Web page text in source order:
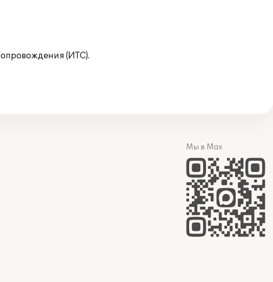
(ИТС).
Мы в Max